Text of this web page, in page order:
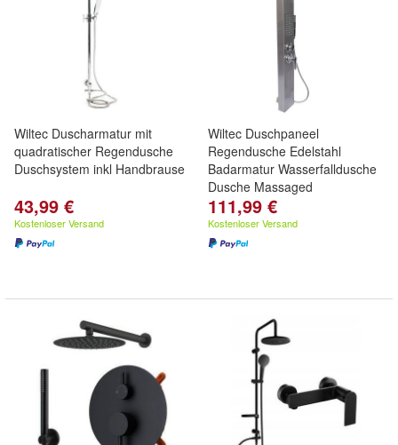
Wiltec Duscharmatur mit
quadratischer Regendusche
Duschsystem inkl Handbrause
43,99 €
Kostenloser Versand
Wiltec Duschpaneel
Regendusche Edelstahl
Badarmatur Wasserfalldusche
Dusche Massaged
111,99 €
Kostenloser Versand